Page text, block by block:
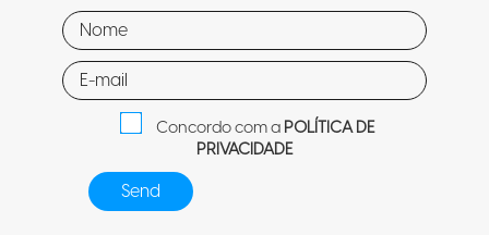
Concordo com aPOLÍTICA DE
PRIVACIDADE